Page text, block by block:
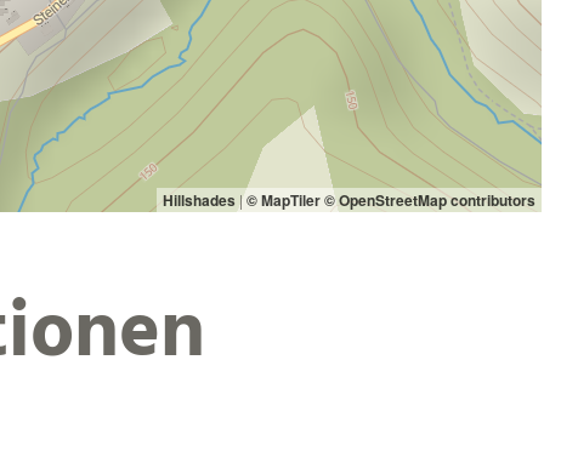
Hillshades |© MapTiler© OpenStreetMap contributors